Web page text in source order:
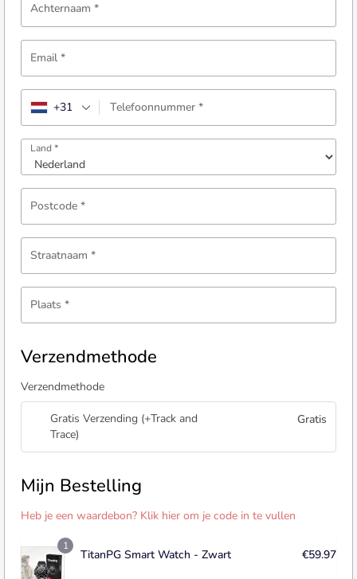
Achternaam *
Email *
Telefoonnummer *
+31
Land*
Postcode *
Straatnaam *
Plaats *
Verzendmethode
Verzendmethode
Gratis Verzending (+Track and
Trace)
Gratis
Mijn Bestelling
Heb je een waardebon? Klik hier om je code in te vullen
1
TitanPG Smart Watch - Zwart €59.97